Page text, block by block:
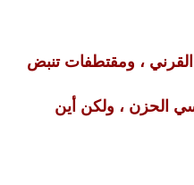
، ومقتطفات تنبض
الحزن ، ولكن أين